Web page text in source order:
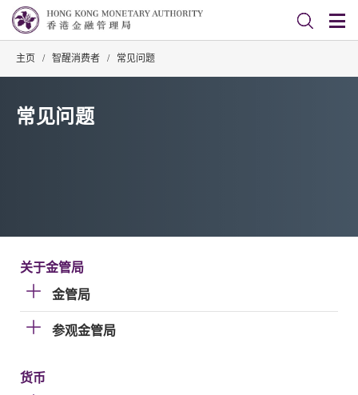
主页 / 智醒消费者 / 常见问题
常见问题
关于金管局
金管局
参观金管局
货币